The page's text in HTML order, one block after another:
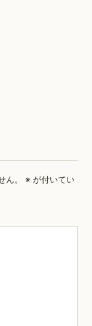
。 ※ が付いてい